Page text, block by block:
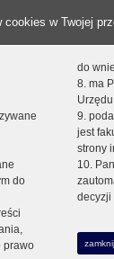
w Twojej
do
prawo
do
8. ma
9.
jest
strony
10.
decyzji
zamknij